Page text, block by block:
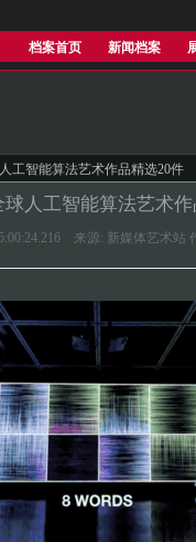
档案首页 新闻档案
工智能算法艺术作品精选20件
球人工智能算法艺术
来源: 新媒体艺术站